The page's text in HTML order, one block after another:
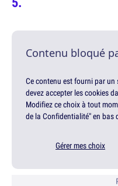
Contenu bloqué
Ce contenu est fourni par
devez accepter les cookies
Modifiez ce choix à tout
de la Confidentialité" en bas
Gérer mes choix